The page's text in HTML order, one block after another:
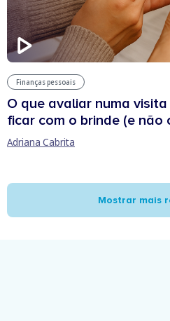
Finanças pessoais
O que avaliar numa
ficar com o brinde (e não
Adriana Cabrita
Mostrar mais